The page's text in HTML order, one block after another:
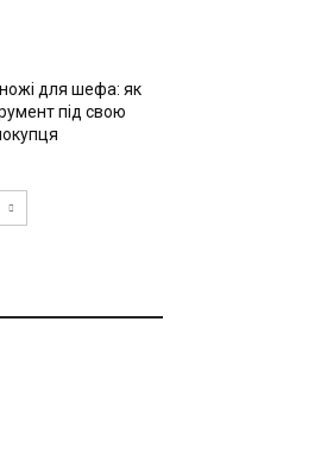
ножі для шефа: як
під свою